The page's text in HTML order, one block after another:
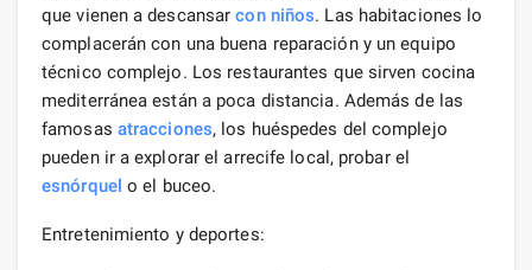
que vienen a descansarcon niños. Las habitaciones lo
complacerán con una buena reparación y un equipo
técnico complejo. Los restaurantes que sirven cocina
mediterránea están a poca distancia. Además de las
famosas atracciones, los huéspedes del complejo
pueden ir a explorar el arrecife local, probar el
esnórquel o el buceo.
Entretenimiento y deportes: